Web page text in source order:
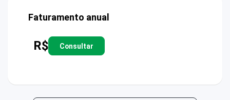
Faturamento anual
R$ Consultar